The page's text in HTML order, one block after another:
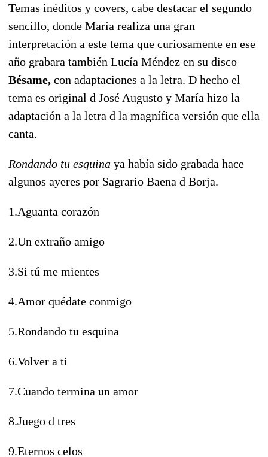
Temas inéditos y covers, cabe destacar el segundo
sencillo, donde María realiza una gran
interpretación a este tema que curiosamente en ese
año grabara también Lucía Méndez en su disco
Bésame, con adaptaciones a la letra. D hecho el
tema es original d José Augusto y María hizo la
adaptación a la letra d la magnífica versión que ella
canta.
Rondando tu esquina ya había sido grabada hace
algunos ayeres por Sagrario Baena d Borja.
1.Aguanta corazón
2.Un extraño amigo
3.Si tú me mientes
4.Amor quédate conmigo
5.Rondando tu esquina
6.Volver a ti
7.Cuando termina un amor
8.Juego d tres
9.Eternos celos